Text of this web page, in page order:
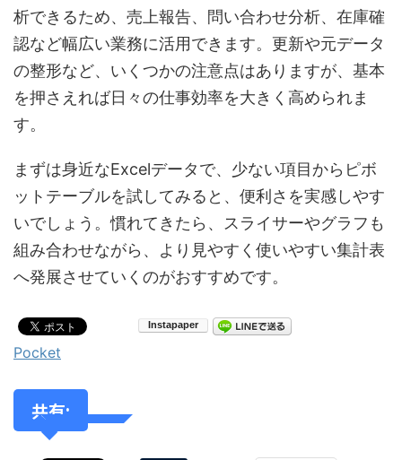
析できるため、売上報告、問い合わせ分析、在庫確
認など幅広い業務に活用できます。更新や元データ
の整形など、いくつかの注意点はありますが、基本
を押さえれば日々の仕事効率を大きく高められま
す。
まずは身近なExcelデータで、少ない項目からピボ
ットテーブルを試してみると、便利さを実感しやす
いでしょう。慣れてきたら、スライサーやグラフも
組み合わせながら、より見やすく使いやすい集計表
へ発展させていくのがおすすめです。
Pocket
共有: